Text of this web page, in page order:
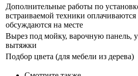
Дополнительные работы по
встраиваемой техники оплачиваются
обсуждаются на месте
Вырез под мойку, варочную панель,
вытяжки
Подбор цвета (для мебели из дерева)